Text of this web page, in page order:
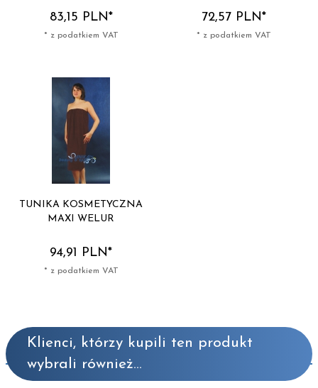
83,15 PLN*
* z podatkiem VAT
72,57 PLN*
* z podatkiem VAT
TUNIKA KOSMETYCZNA
MAXI WELUR
94,91 PLN*
* z podatkiem VAT
Klienci, którzy kupili ten produkt
wybrali również...